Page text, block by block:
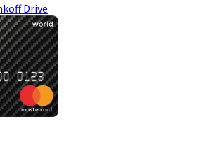
Drive